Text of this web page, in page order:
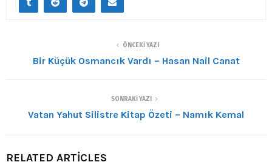
ÖNCEKI YAZI
Bir Küçük Osmancık Vardı – Hasan Nail Canat
SONRAKI YAZI
Vatan Yahut Silistre Kitap Özeti – Namık Kemal
RELATED ARTICLES